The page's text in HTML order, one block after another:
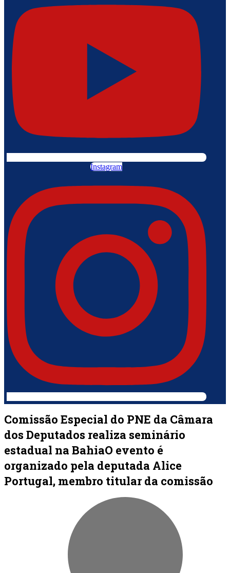
Instagram
Comissão Especial do PNE da Câmara
dos Deputados realiza seminário
estadual na BahiaO evento é
organizado pela deputada Alice
Portugal, membro titular da comissão